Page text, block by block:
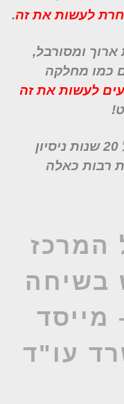
לעשות את זה.
ומסורבל,
מחלקה
לעשות את זה
ולנו מעל 20 שנות ניסיון
רבות כאלה
עו"ד